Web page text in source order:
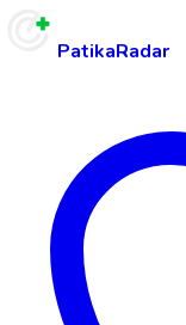
PatikaRadar